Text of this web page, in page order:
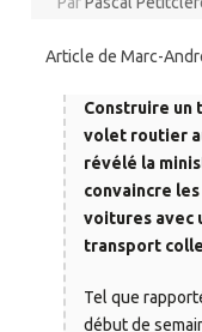
Article de Marc-
Construire un
volet routier
révélé la
convaincre
voitures avec
transport
Tel que
début de